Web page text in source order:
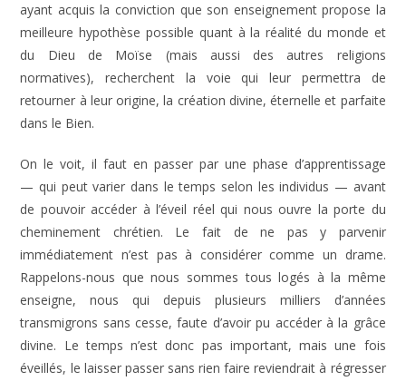
ayant acquis la conviction que son enseignement propose la
meilleure hypothèse possible quant à la réalité du monde et
du Dieu de Moïse (mais aussi des autres religions
normatives), recherchent la voie qui leur permettra de
retourner à leur origine, la création divine, éternelle et parfaite
dans le Bien.
On le voit, il faut en passer par une phase d’apprentissage
— qui peut varier dans le temps selon les individus — avant
de pouvoir accéder à l’éveil réel qui nous ouvre la porte du
cheminement chrétien. Le fait de ne pas y parvenir
immédiatement n’est pas à considérer comme un drame.
Rappelons-nous que nous sommes tous logés à la même
enseigne, nous qui depuis plusieurs milliers d’années
transmigrons sans cesse, faute d’avoir pu accéder à la grâce
divine. Le temps n’est donc pas important, mais une fois
éveillés, le laisser passer sans rien faire reviendrait à régresser